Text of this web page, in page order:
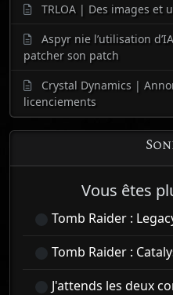
TRLOA | Des images et
Aspyr nie l’utilisation
patcher son patch
Crystal Dynamics |
licenciements
Vous êtes
Tomb Raider :
Tomb Raider :
J'attends les deux